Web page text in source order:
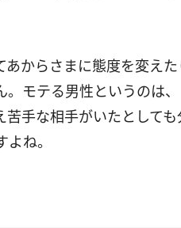
あからさまに態度を変え
。モテる男性というのは
苦手な相手がいたとして
ね。